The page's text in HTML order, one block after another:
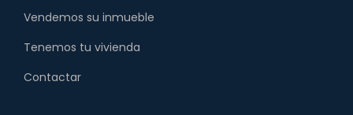
Vendemos su inmueble
Tenemos tu vivienda
Contactar